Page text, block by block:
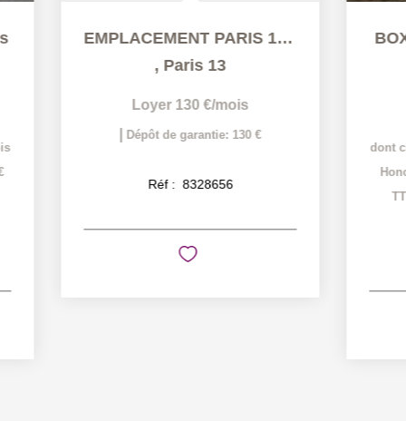
EMPLACEMENT PARIS 13 - 0 m2
Paris 13
Loyer 130 €/mois
Dépôt de garantie: 130 €
8328656
,Le
dont charges
Honoraires